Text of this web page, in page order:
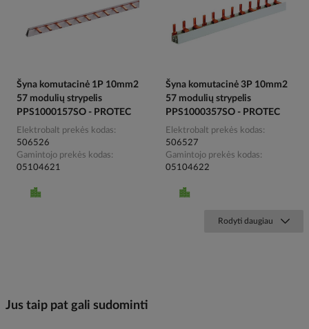
Šyna komutacinė 1P 10mm2
57 modulių strypelis
PPS1000157SO - PROTEC
Elektrobalt prekės kodas
506526
Gamintojo prekės kodas
05104621
Šyna komutacinė 3P 10mm2
57 modulių strypelis
PPS1000357SO - PROTEC
Elektrobalt prekės kodas
506527
Gamintojo prekės kodas
05104622
Rodyti daugiau
Jus taip pat gali sudominti